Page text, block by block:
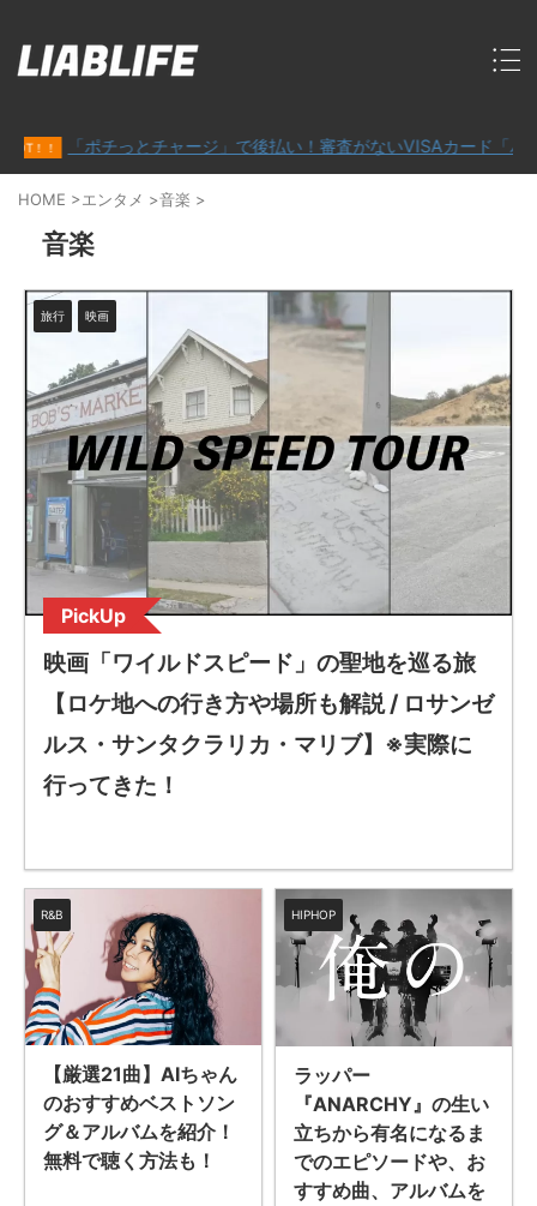
「ポチっとチャージ」で後払い！審査がないVISAカード「バンド
HOME >エンタメ >音楽 >
音楽
旅行 映画
PickUp
映画「ワイルドスピード」の聖地を巡る旅
【ロケ地への行き方や場所も解説 / ロサンゼ
ルス・サンタクラリカ・マリブ】※実際に
行ってきた！
R&B
【厳選21曲】AIちゃん
のおすすめベストソン
グ＆アルバムを紹介！
無料で聴く方法も！
HIPHOP
ラッパー
『ANARCHY』の生い
立ちから有名になるま
でのエピソードや、お
すすめ曲、アルバムを